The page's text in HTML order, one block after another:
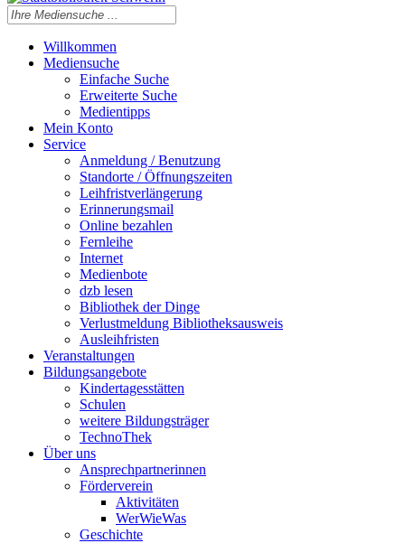
Willkommen
Mediensuche
Einfache Suche
Erweiterte Suche
Medientipps
Mein Konto
Service
Anmeldung / Benutzung
Standorte / Öffnungszeiten
Leihfristverlängerung
Erinnerungsmail
Online bezahlen
Fernleihe
Internet
Medienbote
dzb lesen
Bibliothek der Dinge
Verlustmeldung Bibliotheksausweis
Ausleihfristen
Veranstaltungen
Bildungsangebote
Kindertagesstätten
Schulen
weitere Bildungsträger
TechnoThek
Über uns
Ansprechpartnerinnen
Förderverein
Aktivitäten
WerWieWas
Geschichte